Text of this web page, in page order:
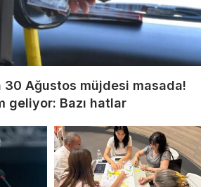
30 Ağustos müjdesi masada!
geliyor: Bazı hatlar